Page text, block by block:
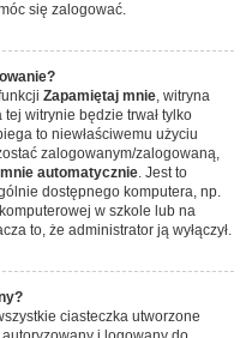
się zalogować.
Zapamiętaj mnie, witryna
witrynie będzie trwał tylko
to niewłaściwemu użyciu
zalogowanym/zalogowaną,
automatycznie. Jest to
dostępnego komputera, np.
w szkole lub na
to, że administrator ją wyłączył.
?
ciasteczka utworzone